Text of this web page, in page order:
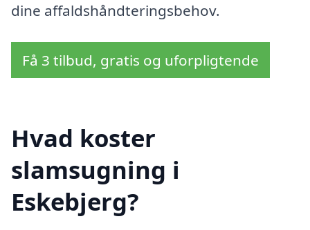
dine affaldshåndteringsbehov.
Få 3 tilbud, gratis og uforpligtende
Hvad koster
slamsugning i
Eskebjerg?